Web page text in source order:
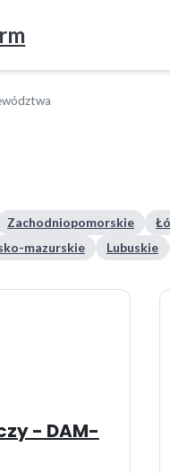
Zachodniopomorskie
mazurskie Lubuskie
- DAM-